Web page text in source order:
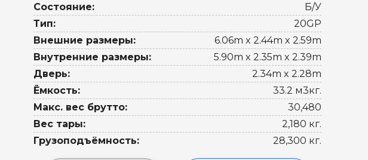
Состояние:
Б/У
Тип:
20GP
Внешние размеры:
6.06m x 2.44m x 2.59m
Внутренние размеры:
5.90m x 2.35m x 2.39m
Дверь:
2.34m x 2.28m
Ёмкость:
33.2 м3кг.
Макс. вес брутто:
30,480
Вес тары:
2,180 кг.
Грузоподъёмность:
28,300 кг.